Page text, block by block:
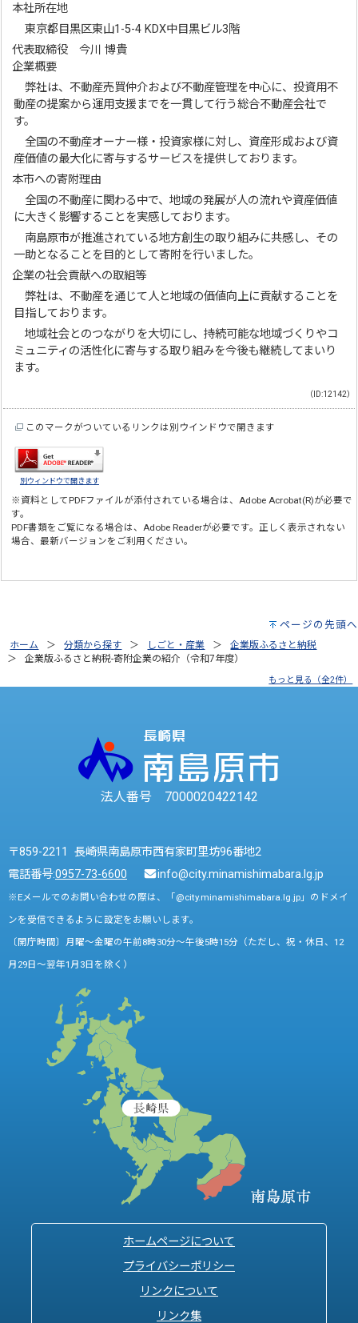
本社所在地
東京都目黒区東山1-5-4 KDX中目黒ビル3階
代表取締役 今川 博貴
企業概要
弊社は、不動産売買仲介および不動産管理を中心に、投資用不
動産の提案から運用支援までを一貫して行う総合不動産会社で
す。
全国の不動産オーナー様・投資家様に対し、資産形成および資
産価値の最大化に寄与するサービスを提供しております。
本市への寄附理由
全国の不動産に関わる中で、地域の発展が人の流れや資産価値
に大きく影響することを実感しております。
南島原市が推進されている地方創生の取り組みに共感し、その
一助となることを目的として寄附を行いました。
企業の社会貢献への取組等
弊社は、不動産を通じて人と地域の価値向上に貢献することを
目指しております。
地域社会とのつながりを大切にし、持続可能な地域づくりやコ
ミュニティの活性化に寄与する取り組みを今後も継続してまいり
ます。
（ID:12142）
このマークがついているリンクは別ウインドウで開きます
別ウィンドウで開きます
※資料としてPDFファイルが添付されている場合は、Adobe Acrobat(R)が必要で
す。
PDF書類をご覧になる場合は、Adobe Readerが必要です。正しく表示されない
場合、最新バージョンをご利用ください。
ページの先頭へ
ホーム 分類から探す しごと・産業
企業版ふるさと納税
企業版ふるさと納税-寄附企業の紹介（令和7年度）
もっと見る（全2件）
法人番号 7000020422142
〒859-2211 長崎県南島原市西有家町里坊96番地2
電話番号:0957-73-6600 info@city.minamishimabara.lg.jp
※Eメールでのお問い合わせの際は、「@city.minamishimabara.lg.jp」のドメイ
ンを受信できるように設定をお願いします。
〔開庁時間〕月曜～金曜の午前8時30分～午後5時15分（ただし、祝・休日、12
月29日～翌年1月3日を除く）
ホームページについて
プライバシーポリシー
リンクについて
リンク集